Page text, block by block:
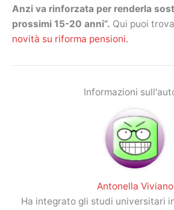
Anzi va rinforzata per renderla
prossimi 15-20 anni”. Qui puoi
novità su riforma pensioni.
Informazioni
Antonella Viviano
Ha integrato gli studi universitari